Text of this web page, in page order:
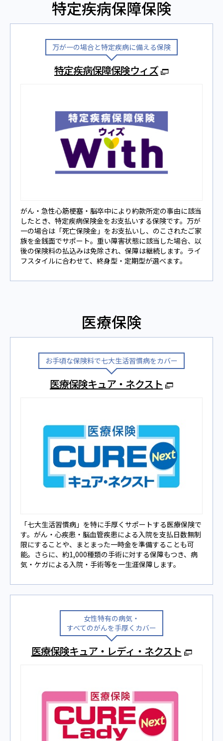
特定疾病保障保険
万が一の場合と特定疾病に備える保険
特定疾病保障保険ウィズ
がん・急性⼼筋梗塞‧脳卒中により約款所定の事由に該当
したとき、特定疾病保険⾦をお⽀払いする保険です。万が
一の場合は「死亡保険⾦」をお⽀払いし、のこされたご家
族を⾦銭⾯でサポート。重い障害状態に該当した場合、以
後の保険料の払込みは免除され、保障は継続します。ライ
フスタイルに合わせて、終⾝型‧定期型が選べます。
医療保険
お⼿頃な保険料で七⼤⽣活習慣病をカバー
医療保険キュア・ネクスト
「七⼤⽣活習慣病」を特に⼿厚くサポートする医療保険で
す。がん・心疾患・脳血管疾患による入院を支払日数無制
限にすることや、まとまった一時金を準備することも可
能。さらに、約1,000種類の⼿術に対する保障もつき、病
気‧ケガによる⼊院‧⼿術等を⼀⽣涯保障します。
⼥性特有の病気‧
すべてのがんを⼿厚くカバー
医療保険キュア・レディ・ネクスト